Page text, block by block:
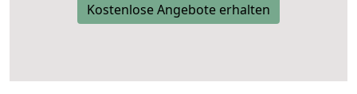
Kostenlose Angebote erhalten